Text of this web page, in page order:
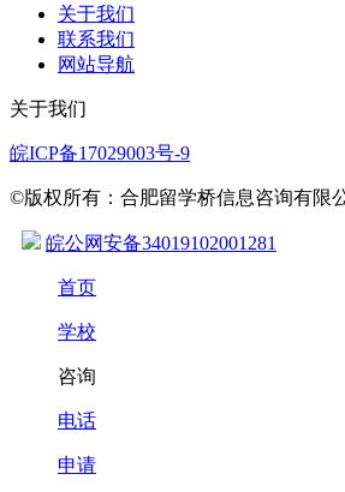
关于我们
联系我们
网站导航
关于我们
皖ICP备17029003号-9
©版权所有：合肥留学桥信息咨询有限
皖公网安备34019102001281
首页
学校
咨询
电话
申请